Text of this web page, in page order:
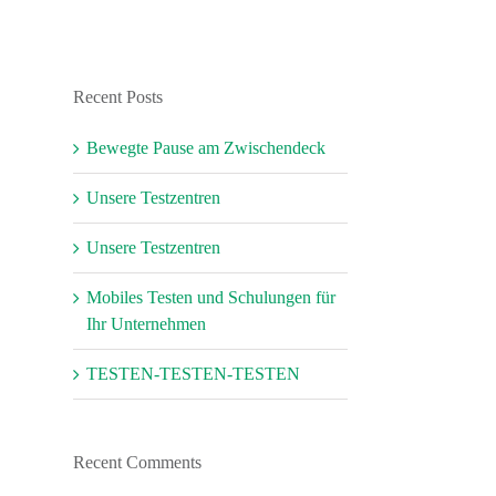
Recent Posts
Bewegte Pause am Zwischendeck
Unsere Testzentren
Unsere Testzentren
Mobiles Testen und Schulungen für
Ihr Unternehmen
TESTEN-TESTEN-TESTEN
Recent Comments